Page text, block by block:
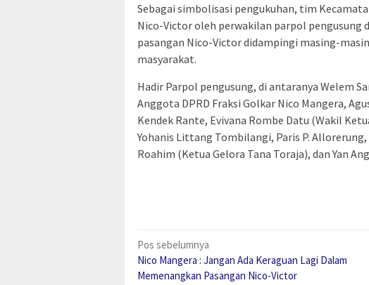
Sebagai simbolisasi pengukuhan, tim
Nico-Victor oleh perwakilan parpol pengusung
pasangan Nico-Victor didampingi masing-
masyarakat.
Hadir Parpol pengusung, di antaranya Welem
Anggota DPRD Fraksi Golkar Nico Mangera,
Kendek Rante, Evivana Rombe Datu (Wakil
Yohanis Littang Tombilangi, Paris P.
Roahim (Ketua Gelora Tana Toraja), dan Yan
Navigasi
pos
Pos sebelumnya
Nico Mangera : Jangan Ada Keraguan Lagi Dalam
Memenangkan Pasangan Nico-Victor